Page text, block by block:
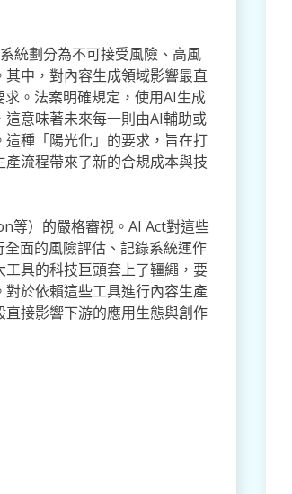
統劃分為不可接受風險、高風
中，對內容生成領域影響最直
。法案明確規定，使用AI生成
意味著未來每一則由AI輔助或
種「陽光化」的要求，旨在打
流程帶來了新的合規成本與技
等）的嚴格審視。AI Act對這些
面的風險評估、記錄系統運作
具的科技巨頭套上了韁繩，要
於依賴這些工具進行內容生產
接影響下游的應用生態與創作